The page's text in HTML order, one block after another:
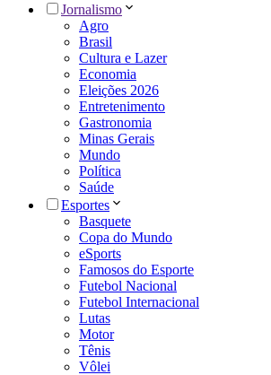
Jornalismo
Agro
Brasil
Cultura e Lazer
Economia
Eleições 2026
Entretenimento
Gastronomia
Minas Gerais
Mundo
Política
Saúde
Esportes
Basquete
Copa do Mundo
eSports
Famosos do Esporte
Futebol Nacional
Futebol Internacional
Lutas
Motor
Tênis
Vôlei